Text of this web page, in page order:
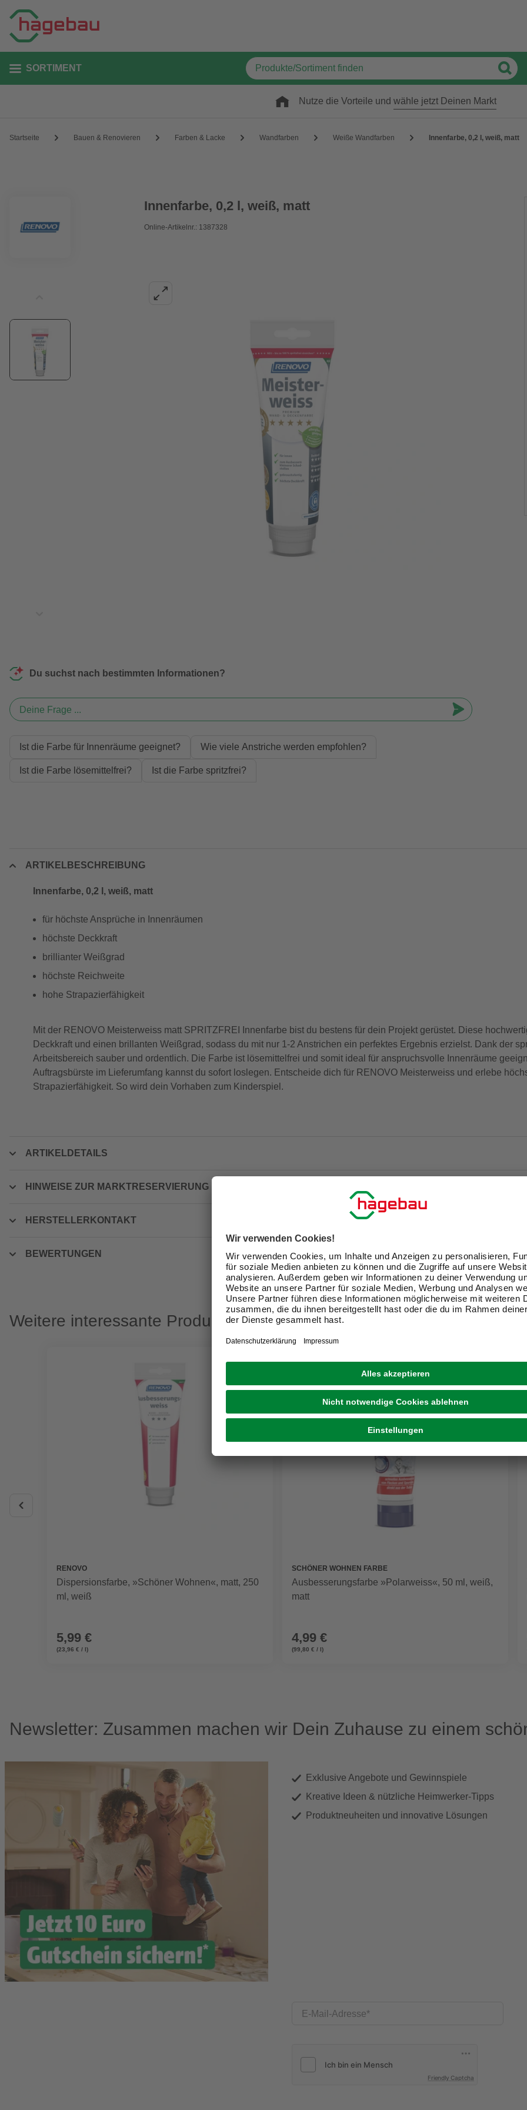
SORTIMENT
Nutze die Vorteile und wähle jetzt Deinen Markt
Startseite Bauen & Renovieren Farben & Lacke Wandfarben Weiße Wandfarben Innenfarbe, 0,2 l, weiß, matt
Innenfarbe, 0,2 l, weiß, matt
Online-Artikelnr.: 1387328
Du suchst nach bestimmten Informationen?
Deine Frage ...
Ist die Farbe für Innenräume geeignet? Wie viele Anstriche werden empfohlen?
Ist die Farbe lösemittelfrei? Ist die Farbe spritzfrei?
ARTIKELBESCHREIBUNG
Innenfarbe, 0,2 l, weiß, matt
für höchste Ansprüche in Innenräumen
höchste Deckkraft
brillianter Weißgrad
höchste Reichweite
hohe Strapazierfähigkeit
Mit der RENOVO Meisterweiss matt SPRITZFREI Innenfarbe bist du bestens für dein Projekt gerüstet. Diese
Deckkraft und einen brillanten Weißgrad, sodass du mit nur 1-2 Anstrichen ein perfektes Ergebnis erzielst. Dank der
Arbeitsbereich sauber und ordentlich. Die Farbe ist lösemittelfrei und somit ideal für anspruchsvolle Innenräume
Auftragsbürste im Lieferumfang kannst du sofort loslegen. Entscheide dich für RENOVO Meisterweiss und erlebe
Strapazierfähigkeit. So wird dein Vorhaben zum Kinderspiel.
ARTIKELDETAILS
HINWEISE ZUR MARKTRESERVIERUNG
HERSTELLERKONTAKT
BEWERTUNGEN
Weitere interessante Produkte
RENOVO
Dispersionsfarbe, »Schöner Wohnen«, matt, 250
ml, weiß
5,99 €
(23,96 € / l)
SCHÖNER WOHNEN FARBE
Ausbesserungsfarbe »Polarweiss«, 50 ml, weiß,
matt
4,99 €
(99,80 € / l)
Newsletter: Zusammen machen wir Dein Zuhause zu einem
Exklusive Angebote und Gewinnspiele
Kreative Ideen & nützliche Heimwerker-Tipps
Produktneuheiten und innovative Lösungen
E-Mail-Adresse
Friendly Captcha